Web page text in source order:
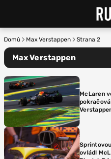
Domů Max Verstappen Strana 2
Max Verstappen
McLaren
ovládl